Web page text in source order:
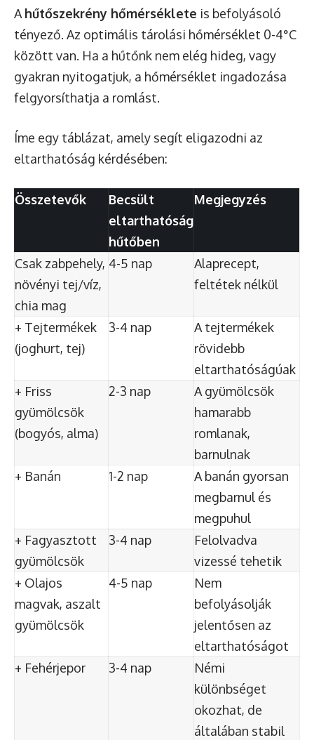
A hűtőszekrény hőmérséklete is befolyásoló
tényező. Az optimális tárolási hőmérséklet 0-4°C
között van. Ha a hűtőnk nem elég hideg, vagy
gyakran nyitogatjuk, a hőmérséklet ingadozása
felgyorsíthatja a romlást.
Íme egy táblázat, amely segít eligazodni az
eltarthatóság kérdésében:
Összetevők
Becsült
eltarthatóság
hűtőben
Megjegyzés
Csak zabpehely,
növényi tej/víz,
chia mag
4-5 nap
Alaprecept,
feltétek nélkül
+ Tejtermékek
(joghurt, tej)
3-4 nap
A tejtermékek
rövidebb
eltarthatóságúak
+ Friss
gyümölcsök
(bogyós, alma)
2-3 nap
A gyümölcsök
hamarabb
romlanak,
barnulnak
+ Banán
1-2 nap
A banán gyorsan
megbarnul és
megpuhul
+ Fagyasztott
gyümölcsök
3-4 nap
Felolvadva
vizessé tehetik
+ Olajos
magvak, aszalt
gyümölcsök
4-5 nap
Nem
befolyásolják
jelentősen az
eltarthatóságot
+ Fehérjepor
3-4 nap
Némi
különbséget
okozhat, de
általában stabil